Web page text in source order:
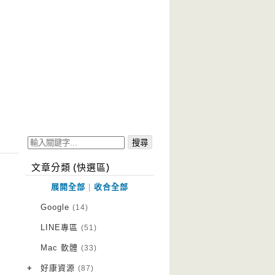
文章分類 (快選區)
展開全部 收合全部
Google (14)
LINE專區 (51)
Mac 軟體 (33)
+ 好康資源 (87)